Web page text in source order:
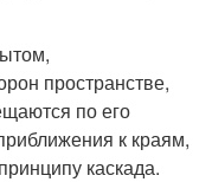
пространстве,
по его
к краям,
каскада.